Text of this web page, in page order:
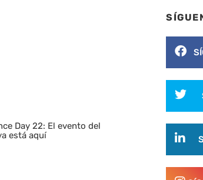
Day 22: El evento del
está aquí